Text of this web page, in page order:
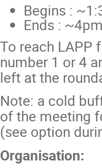
Begins :
Ends :
To reach LAPP
number 1 or 4
left at the
Note: a cold
of the meeting
(see option
Organisation: